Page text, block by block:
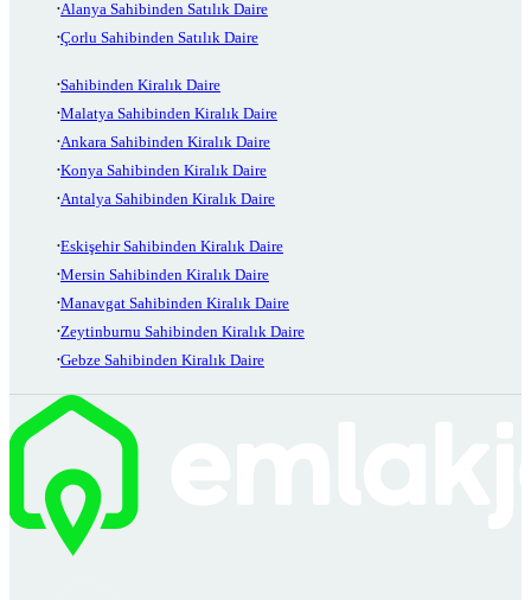
Alanya Sahibinden Satılık Daire
Çorlu Sahibinden Satılık Daire
Sahibinden Kiralık Daire
Malatya Sahibinden Kiralık Daire
Ankara Sahibinden Kiralık Daire
Konya Sahibinden Kiralık Daire
Antalya Sahibinden Kiralık Daire
Eskişehir Sahibinden Kiralık Daire
Mersin Sahibinden Kiralık Daire
Manavgat Sahibinden Kiralık Daire
Zeytinburnu Sahibinden Kiralık Daire
Gebze Sahibinden Kiralık Daire